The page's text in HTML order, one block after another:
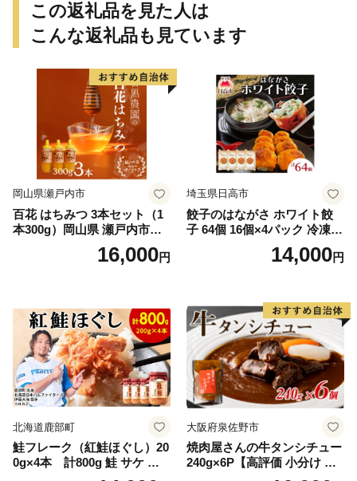
この返礼品を見た人は
こんな返礼品も見ています
岡山県瀬戸内市
百花 はちみつ 3本セット（1
本300g）岡山県 瀬戸内市産
石黒農園 ヨーグルト パン 砂
糖の代わり 香り高い いい香
16,000円
埼玉県日高市
餃子のはながさ ホワイト餃
子 64個 16個×4パック 冷凍
中華 点心 B級グルメ ご当地
野菜 おつまみ おかず 簡単調
ー ギフト お取り寄せ 日高市
14,000円
北海道鹿部町
鮭フレーク（紅鮭ほぐし）20
0g×4本 計800g 鮭 サケ 鮭
ほぐし サケフレーク シャケ
大阪府泉佐野市
焼肉屋さんの牛タンシチュー
240g×6P【高評価 小分け 惣
菜 牛たん 一人暮らし 冷凍】